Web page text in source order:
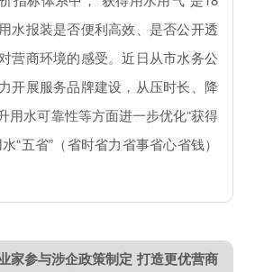
水报装是否便利高效、是否公开透
营商环境的感受。近日从市水务公
开展服务品牌建设，从压时长、降
用水可靠性等方面进一步优化“获得
“五省”（省时省力省事省心省钱）
家参与涉企政策制定 打造更优营商